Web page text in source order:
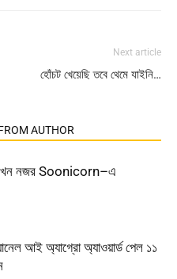
Next article
হোঁচট খেয়েছি তবে থেমে যাইনি…
AUTHOR
নজর Soonicorn–এ
চ্যানেল আই অ্যাগ্রো অ্যাওয়ার্ড পেল ১১